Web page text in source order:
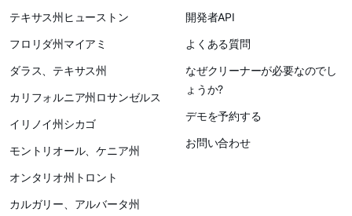
テキサス州ヒューストン
フロリダ州マイアミ
ダラス、テキサス州
カリフォルニア州ロサンゼルス
イリノイ州シカゴ
モントリオール、ケニア州
オンタリオ州トロント
カルガリー、アルバータ州
開発者API
よくある質問
なぜクリーナーが必要なのでし
ょうか?
デモを予約する
お問い合わせ